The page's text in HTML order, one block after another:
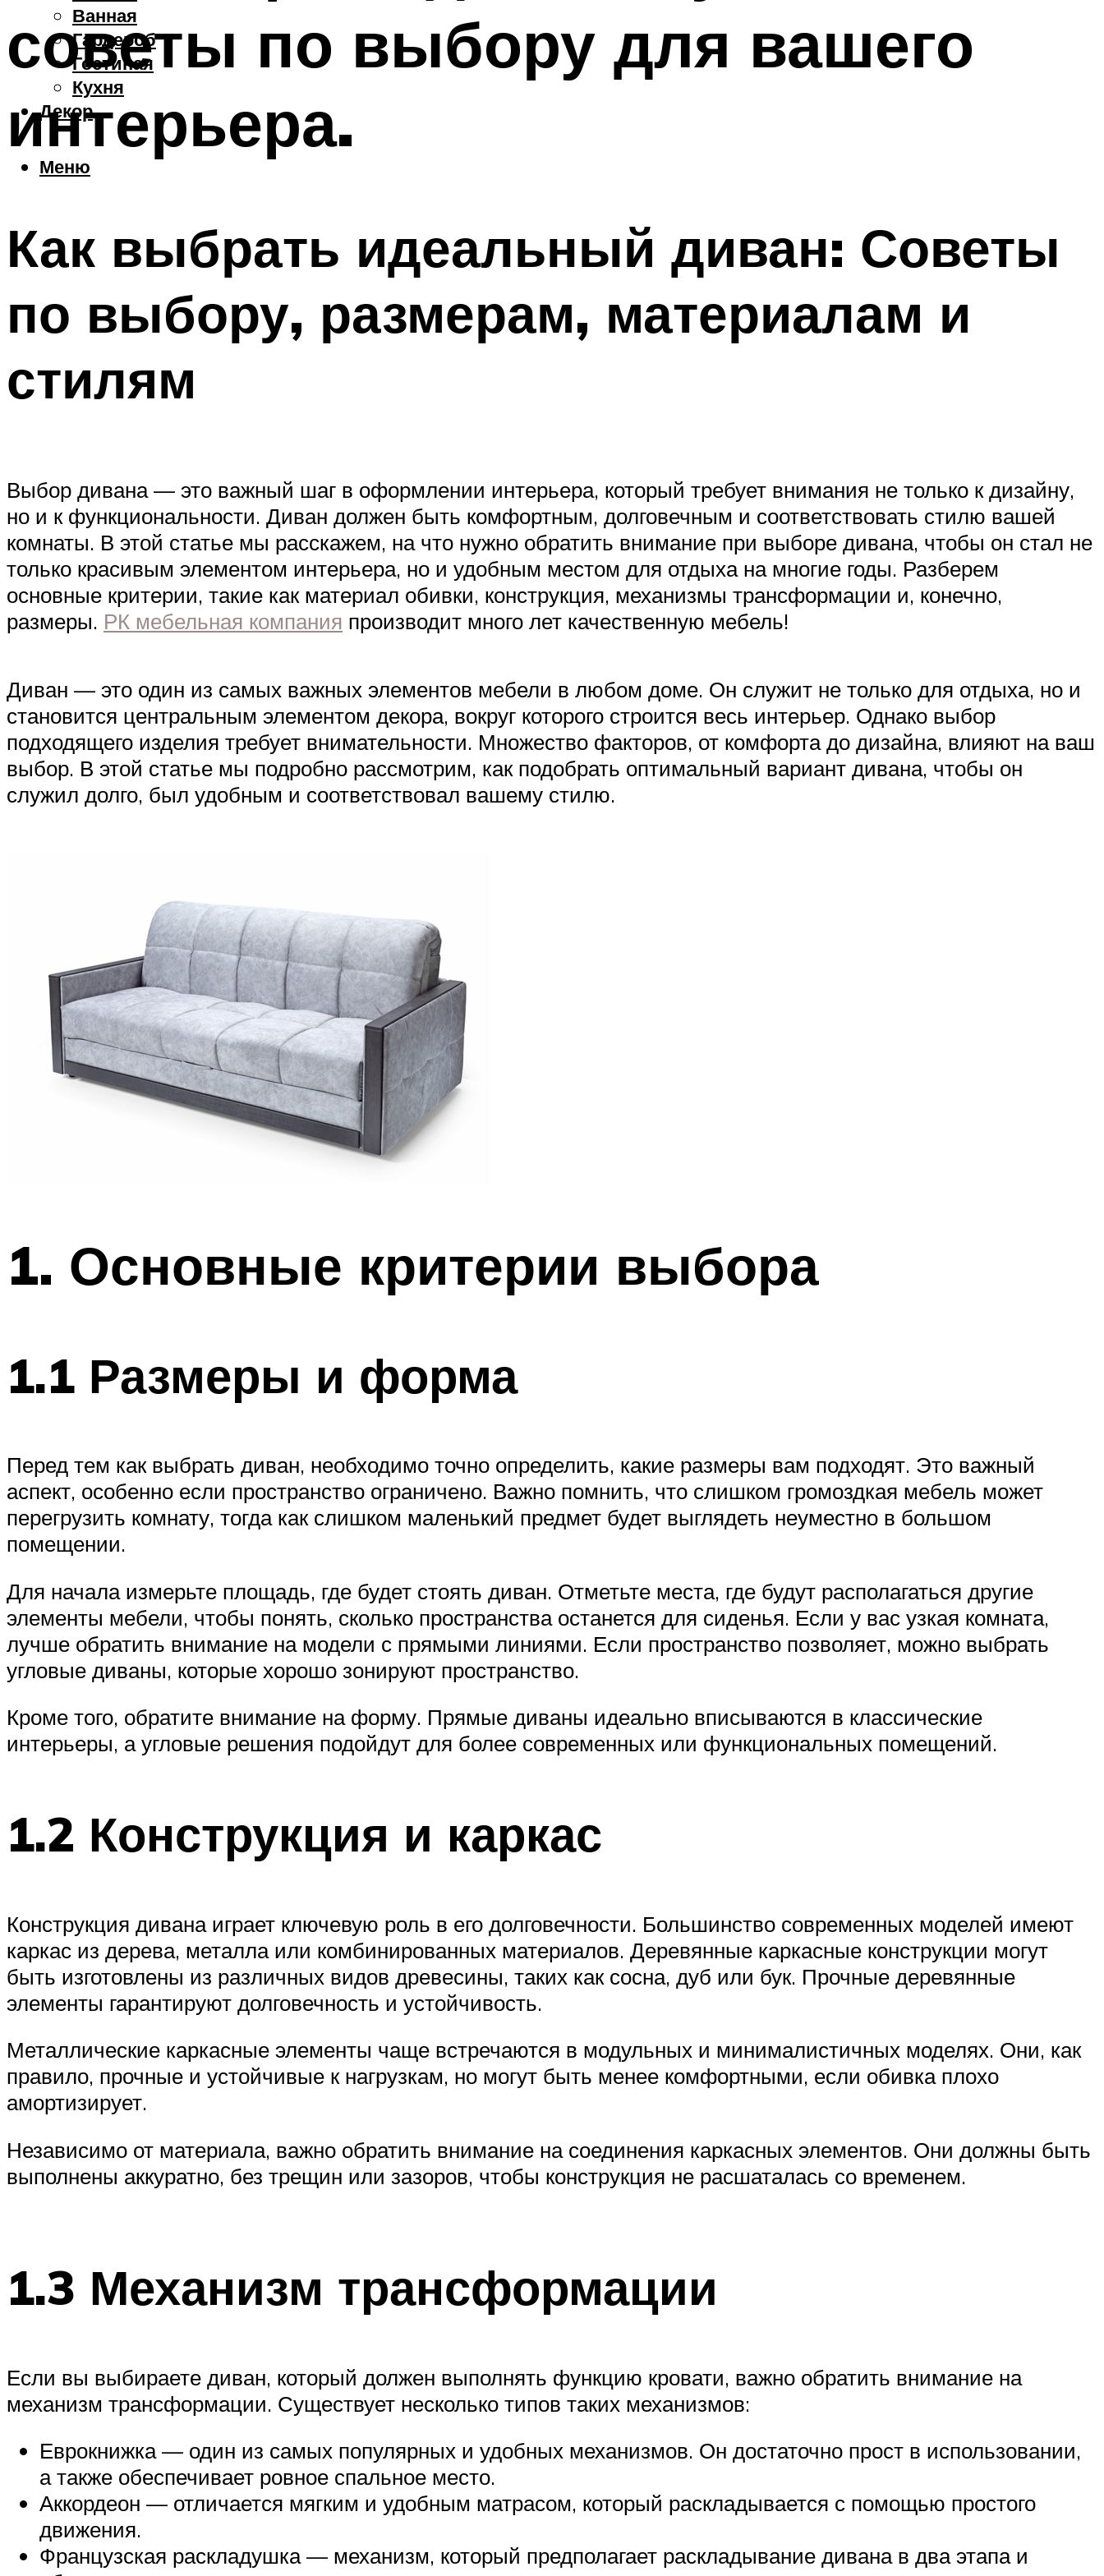
Ванная
Гардероб
Гостиная
Кухня
Декор
Меню
советы по выбору для вашего
интерьера.
Как выбрать идеальный диван: Советы
по выбору, размерам, материалам и
стилям
Выбор дивана — это важный шаг в оформлении интерьера, который требует внимания не только к дизайну,
но и к функциональности. Диван должен быть комфортным, долговечным и соответствовать стилю вашей
комнаты. В этой статье мы расскажем, на что нужно обратить внимание при выборе дивана, чтобы он стал не
только красивым элементом интерьера, но и удобным местом для отдыха на многие годы. Разберем
основные критерии, такие как материал обивки, конструкция, механизмы трансформации и, конечно,
размеры. РК мебельная компания производит много лет качественную мебель!
Диван — это один из самых важных элементов мебели в любом доме. Он служит не только для отдыха, но и
становится центральным элементом декора, вокруг которого строится весь интерьер. Однако выбор
подходящего изделия требует внимательности. Множество факторов, от комфорта до дизайна, влияют на ваш
выбор. В этой статье мы подробно рассмотрим, как подобрать оптимальный вариант дивана, чтобы он
служил долго, был удобным и соответствовал вашему стилю.
1. Основные критерии выбора
1.1 Размеры и форма
Перед тем как выбрать диван, необходимо точно определить, какие размеры вам подходят. Это важный
аспект, особенно если пространство ограничено. Важно помнить, что слишком громоздкая мебель может
перегрузить комнату, тогда как слишком маленький предмет будет выглядеть неуместно в большом
помещении.
Для начала измерьте площадь, где будет стоять диван. Отметьте места, где будут располагаться другие
элементы мебели, чтобы понять, сколько пространства останется для сиденья. Если у вас узкая комната,
лучше обратить внимание на модели с прямыми линиями. Если пространство позволяет, можно выбрать
угловые диваны, которые хорошо зонируют пространство.
Кроме того, обратите внимание на форму. Прямые диваны идеально вписываются в классические
интерьеры, а угловые решения подойдут для более современных или функциональных помещений.
1.2 Конструкция и каркас
Конструкция дивана играет ключевую роль в его долговечности. Большинство современных моделей имеют
каркас из дерева, металла или комбинированных материалов. Деревянные каркасные конструкции могут
быть изготовлены из различных видов древесины, таких как сосна, дуб или бук. Прочные деревянные
элементы гарантируют долговечность и устойчивость.
Металлические каркасные элементы чаще встречаются в модульных и минималистичных моделях. Они, как
правило, прочные и устойчивые к нагрузкам, но могут быть менее комфортными, если обивка плохо
амортизирует.
Независимо от материала, важно обратить внимание на соединения каркасных элементов. Они должны быть
выполнены аккуратно, без трещин или зазоров, чтобы конструкция не расшаталась со временем.
1.3 Механизм трансформации
Если вы выбираете диван, который должен выполнять функцию кровати, важно обратить внимание на
механизм трансформации. Существует несколько типов таких механизмов:
Еврокнижка — один из самых популярных и удобных механизмов. Он достаточно прост в использовании,
а также обеспечивает ровное спальное место.
Аккордеон — отличается мягким и удобным матрасом, который раскладывается с помощью простого
движения.
Французская раскладушка — механизм, который предполагает раскладывание дивана в два этапа и